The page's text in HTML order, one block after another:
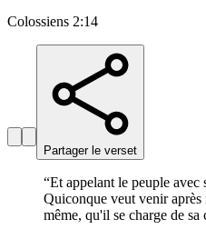
Colossiens 2:14
Partager le verset
“Et appelant le peuple avec
Quiconque veut venir
même, qu'il se charge de